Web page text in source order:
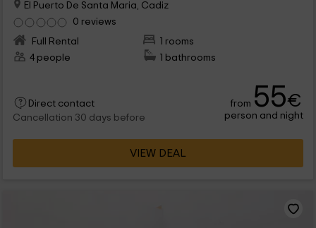
El Puerto De Santa Maria, Cadiz
0 reviews
Full Rental
1 rooms
4 people
1 bathrooms
Direct contact
Cancellation 30 days before
from 55€
person and night
VIEW DEAL